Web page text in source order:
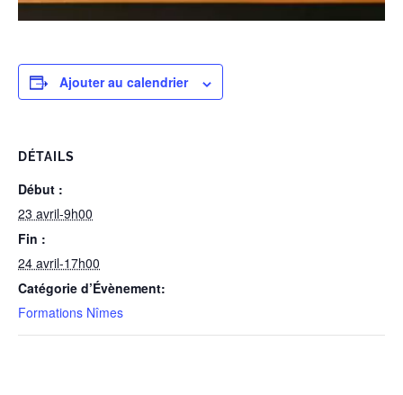
Ajouter au calendrier
DÉTAILS
Début :
23 avril-9h00
Fin :
24 avril-17h00
Catégorie d’Évènement:
Formations Nîmes